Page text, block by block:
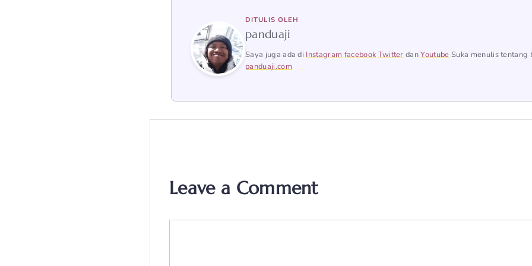
DITULIS OLEH
panduaji
Saya juga ada di Instagram facebook Twitter danYoutube Suka menulis tentang
panduaji.com
Leave a Comment